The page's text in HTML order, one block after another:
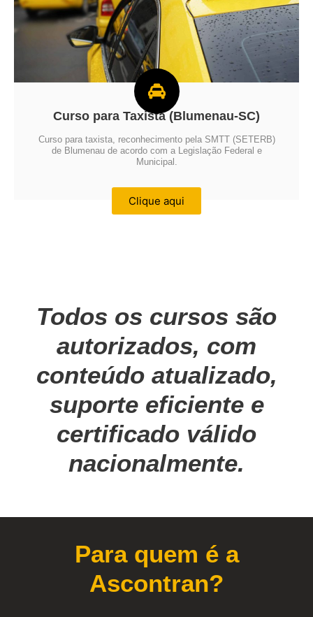
Curso para Taxista (Blumenau-SC)
Curso para taxista, reconhecimento pela SMTT (SETERB)
de Blumenau de acordo com a Legislação Federal e
Municipal.
Clique aqui
Todos os cursos são
autorizados, com
conteúdo atualizado,
suporte eficiente e
certificado válido
nacionalmente.
Para quem é a
Ascontran?